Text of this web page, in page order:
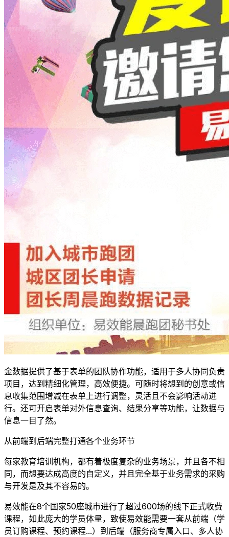
金数据提供了基于表单的团队协作功能，适用于多人协同负责
项目，达到精细化管理，高效便捷。可随时将想到的创意或信
息收集范围增减在表单上进行调整，灵活且不会影响活动进
行。还可开启表单对外信息查询、结果分享等功能，让数据与
信息一目了然。
从前端到后端完整打通各个业务环节
每家教育培训机构，都有着极度复杂的业务场景，并且各不相
同，而想要达成高度的自定义，并且完全基于业务需求的采购
与开发是及其不容易的。
易效能在8个国家50座城市进行了超过600场的线下正式收费
课程，如此庞大的学员体量，致使易效能需要一套从前端（学
员订购课程、预约课程...）到后端（服务商专属入口、多人协